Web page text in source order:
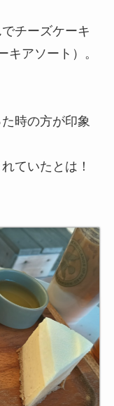
チーズケーキ
アソート）。
時の方が印象
ていたとは！